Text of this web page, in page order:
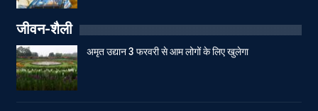
जीवन-शैली
अमृत उद्यान 3 फरवरी से आम लोगों के लिए खुलेगा